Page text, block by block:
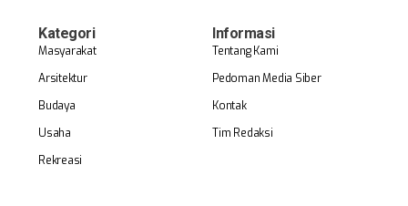
Kategori
Masyarakat
Arsitektur
Budaya
Usaha
Rekreasi
Informasi
Tentang Kami
Pedoman Media Siber
Kontak
Tim Redaksi